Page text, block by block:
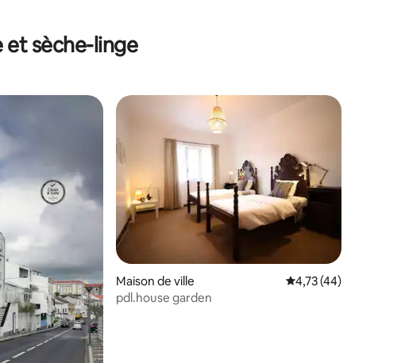
et sèche-linge
Maison de ville Évaluation moyenne
4,73 (44)
pdl.house garden